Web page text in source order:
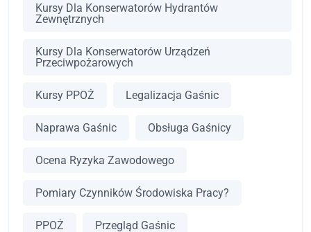
Kursy Dla Konserwatorów Hydrantów
Zewnętrznych
Kursy Dla Konserwatorów Urządzeń
Przeciwpożarowych
Kursy PPOŻ Legalizacja Gaśnic
Naprawa Gaśnic Obsługa Gaśnicy
Ocena Ryzyka Zawodowego
Pomiary Czynników Środowiska Pracy?
PPOŻ Przegląd Gaśnic